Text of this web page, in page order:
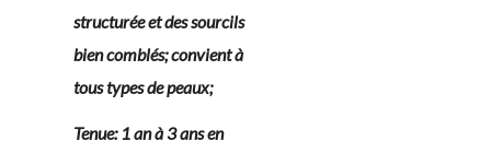
structurée et des sourcils
bien comblés; convient à
tous types de peaux;
Tenue: 1 an à 3 ans en